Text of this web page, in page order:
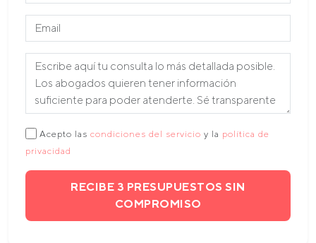
Acepto las condiciones del servicio y la política de
privacidad
RECIBE 3 PRESUPUESTOS SIN
COMPROMISO